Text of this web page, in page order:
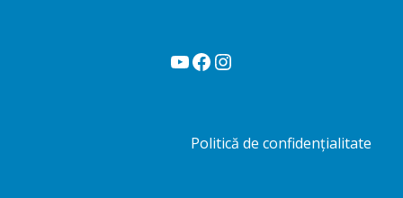
YouTube Facebook Instagram
Politică de confidențialitate